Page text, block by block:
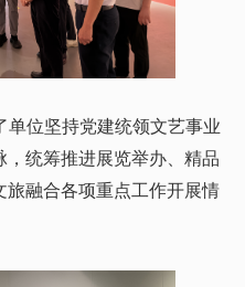
单位坚持党建统领文艺事业
统筹推进展览举办、精品
融合各项重点工作开展情